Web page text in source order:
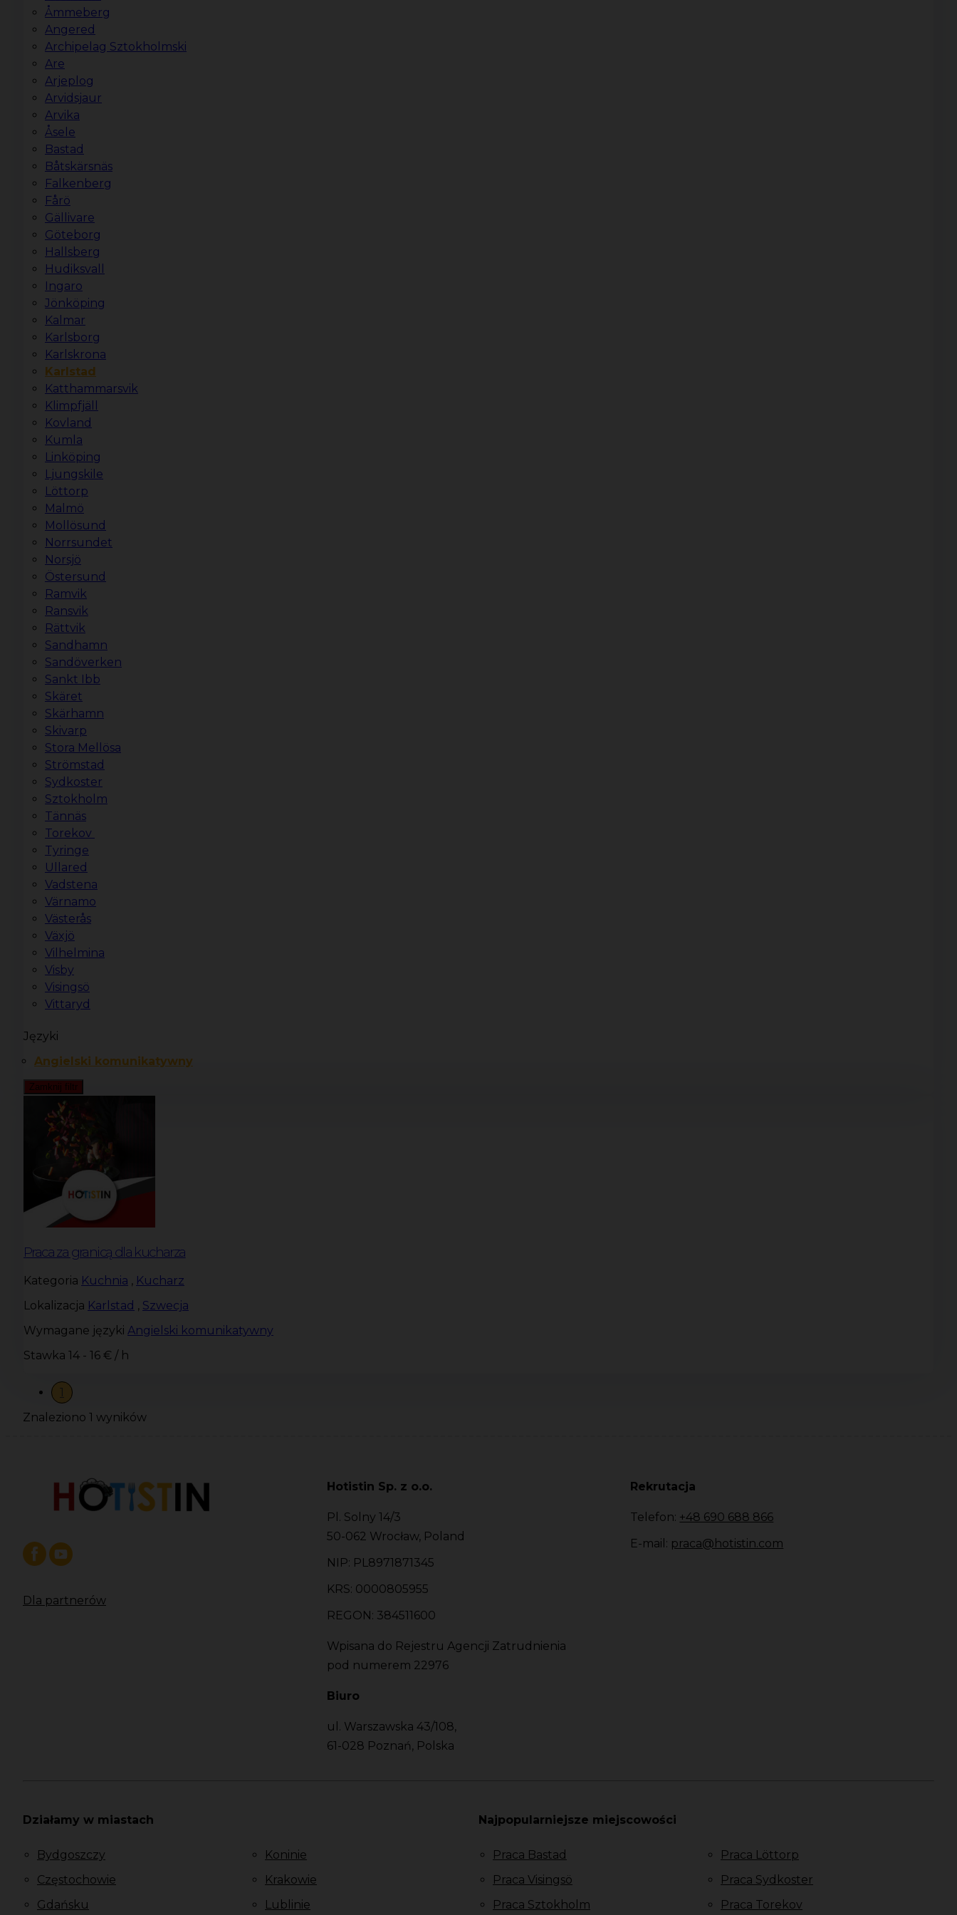
Åmmeberg
Angered
Archipelag Sztokholmski
Are
Arjeplog
Arvidsjaur
Arvika
Åsele
Bastad
Båtskärsnäs
Falkenberg
Fårö
Gällivare
Göteborg
Hallsberg
Hudiksvall
Ingaro
Jönköping
Kalmar
Karlsborg
Karlskrona
Karlstad
Katthammarsvik
Klimpfjäll
Kovland
Kumla
Linköping
Ljungskile
Löttorp
Malmö
Mollösund
Norrsundet
Norsjö
Östersund
Ramvik
Ransvik
Rättvik
Sandhamn
Sandöverken
Sankt Ibb
Skäret
Skärhamn
Skivarp
Stora Mellösa
Strömstad
Sydkoster
Sztokholm
Tännäs
Torekov
Tyringe
Ullared
Vadstena
Värnamo
Västerås
Växjö
Vilhelmina
Visby
Visingsö
Vittaryd
Języki
Angielski komunikatywny
Zamknij filtr
Praca za granicą dla kucharza
Kategoria Kuchnia , Kucharz
Lokalizacja Karlstad , Szwecja
Wymagane języki Angielski komunikatywny
Stawka 14 - 16 € / h
1
Znaleziono 1 wyników
Dla partnerów
Hotistin Sp. z o.o.
Pl. Solny 14/3
50-062 Wrocław, Poland
NIP: PL8971871345
KRS: 0000805955
REGON: 384511600
Wpisana do Rejestru Agencji Zatrudnienia
pod numerem 22976
Biuro
ul. Warszawska 43/108,
61-028 Poznań, Polska
Rekrutacja
Telefon: +48 690 688 866
E-mail: praca@hotistin.com
Działamy w miastach
Bydgoszczy
Częstochowie
Gdańsku
Koninie
Krakowie
Lublinie
Najpopularniejsze miejscowości
Praca Bastad
Praca Visingsö
Praca Sztokholm
Praca Löttorp
Praca Sydkoster
Praca Torekov